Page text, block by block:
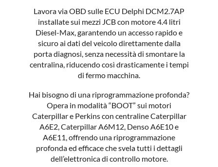
Lavora via OBD sulle ECU Delphi DCM2.7AP
installate sui mezzi JCB con motore 4.4 litri
Diesel-Max, garantendo un accesso rapido e
sicuro ai dati del veicolo direttamente dalla
porta diagnosi, senza necessità di smontare la
centralina, riducendo così drasticamente i tempi
di fermo macchina.
Hai bisogno di una riprogrammazione profonda?
Opera in modalità “BOOT” sui motori
Caterpillar e Perkins con centraline Caterpillar
A6E2, Caterpillar A6M12, Denso A6E10 e
A6E11, offrendo una riprogrammazione
profonda ed efficace che svela tutti i dettagli
dell’elettronica di controllo motore.